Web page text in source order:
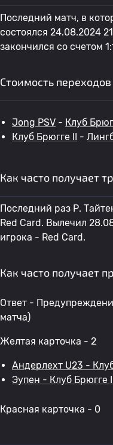
Последний матч, в
состоялся 24.08.2024
закончился со счетом
Стоимость
Jong PSV - Клуб
Клуб Брюгге II -
Как часто получает
Последний раз Р.
Red Card. Вылечил
игрока - Red Card.
Как часто получает
Ответ -
матча)
Желтая карточка - 2
Андерлехт U23 -
Эупен - Клуб Брюгге
Красная карточка - 0